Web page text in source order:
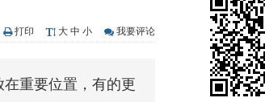
亿元 短端资金利率明显下行
发射成功，全产业链解析
打印 大 中 小 我要评论
重要位置，有的更